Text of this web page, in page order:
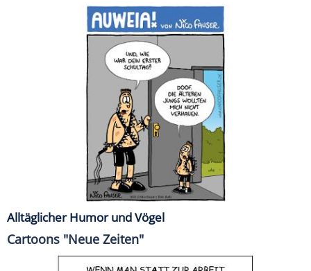
Alltäglicher Humor und Vögel
Cartoons "Neue Zeiten"